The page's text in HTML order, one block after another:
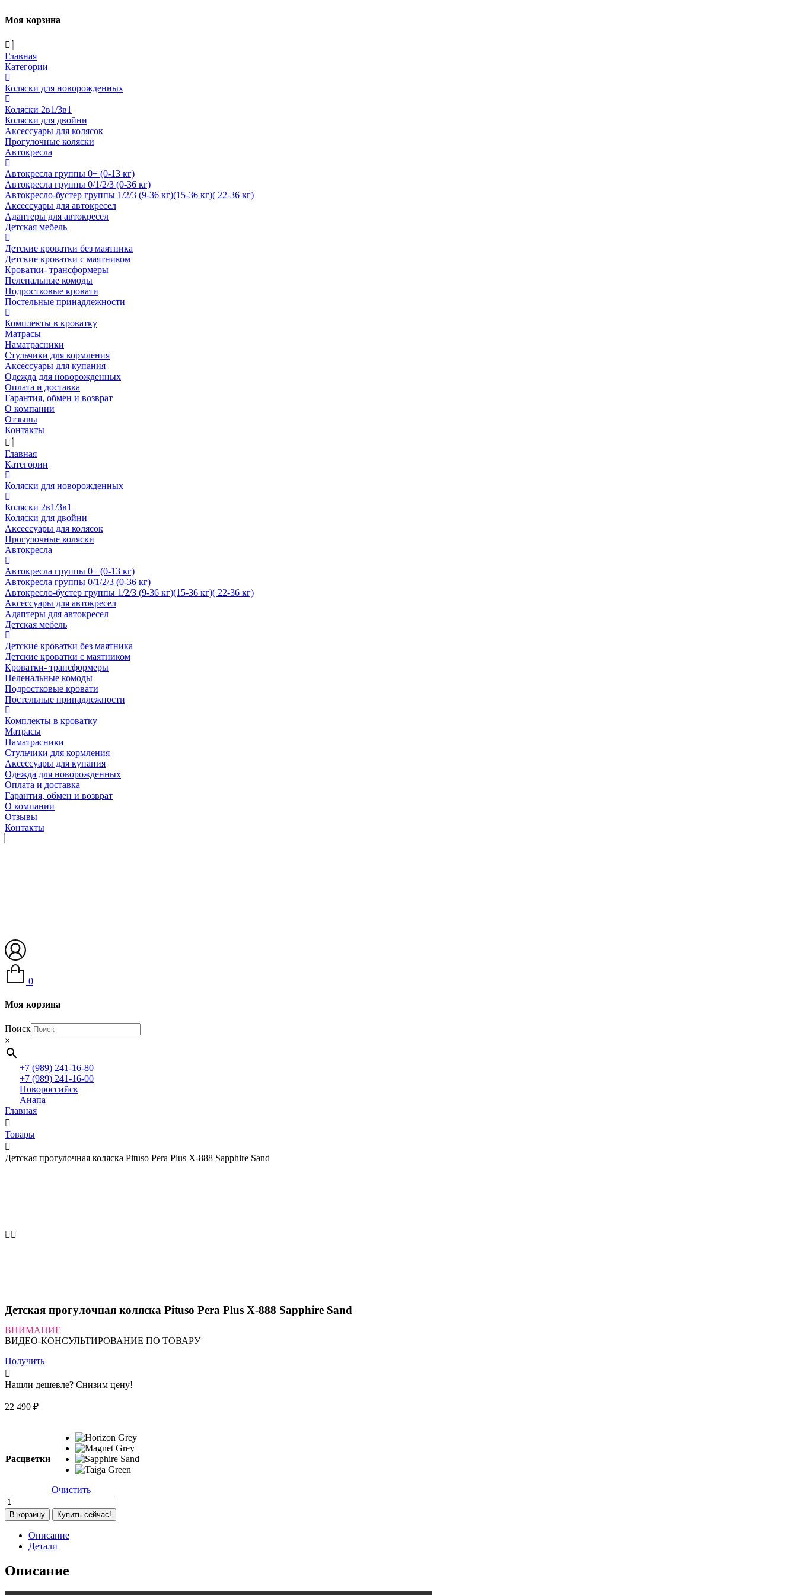
Моя корзина
Главная
Категории
Коляски для новорожденных
Коляски 2в1/3в1
Коляски для двойни
Аксессуары для колясок
Прогулочные коляски
Автокресла
Автокресла группы 0+ (0-13 кг)
Автокресла группы 0/1/2/3 (0-36 кг)
Автокресло-бустер группы 1/2/3 (9-36 кг)(15-36 кг)( 22-36 кг)
Аксессуары для автокресел
Адаптеры для автокресел
Детская мебель
Детские кроватки без маятника
Детские кроватки с маятником
Кроватки- трансформеры
Пеленальные комоды
Подростковые кровати
Постельные принадлежности
Комплекты в кроватку
Матрасы
Наматрасники
Стульчики для кормления
Аксессуары для купания
Одежда для новорожденных
Оплата и доставка
Гарантия, обмен и возврат
О компании
Отзывы
Контакты
Главная
Категории
Коляски для новорожденных
Коляски 2в1/3в1
Коляски для двойни
Аксессуары для колясок
Прогулочные коляски
Автокресла
Автокресла группы 0+ (0-13 кг)
Автокресла группы 0/1/2/3 (0-36 кг)
Автокресло-бустер группы 1/2/3 (9-36 кг)(15-36 кг)( 22-36 кг)
Аксессуары для автокресел
Адаптеры для автокресел
Детская мебель
Детские кроватки без маятника
Детские кроватки с маятником
Кроватки- трансформеры
Пеленальные комоды
Подростковые кровати
Постельные принадлежности
Комплекты в кроватку
Матрасы
Наматрасники
Стульчики для кормления
Аксессуары для купания
Одежда для новорожденных
Оплата и доставка
Гарантия, обмен и возврат
О компании
Отзывы
Контакты
0
Моя корзина
Поиск
×
+7 (989) 241-16-80
+7 (989) 241-16-00
Новороссийск
Анапа
Главная
Товары
Детская прогулочная коляска Pituso Pera Plus X-888 Sapphire Sand
Детская прогулочная коляска Pituso Pera Plus X-888 Sapphire Sand
ВНИМАНИЕ
ВИДЕО-КОНСУЛЬТИРОВАНИЕ ПО ТОВАРУ
Получить
Нашли дешевле? Снизим цену!
22 490 ₽
Расцветки
Очистить
Количество
товара
Детская
прогулочная
коляска
Pera
Plus
В корзину Купить сейчас!
Описание
Детали
Описание